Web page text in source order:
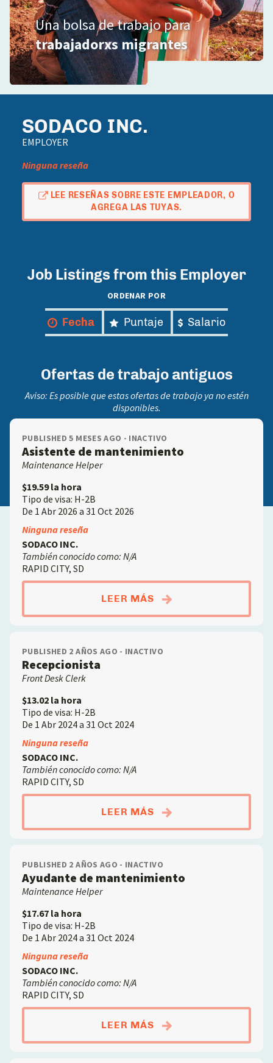
Una bolsa de trabajo para
trabajadorxs migrantes
SODACO INC.
EMPLOYER
Ninguna reseña
LEE RESEÑAS SOBRE ESTE EMPLEADOR, O
AGREGA LAS TUYAS.
Job Listings from this Employer
ORDENAR POR
Fecha Puntaje Salario
Ofertas de trabajo antiguos
Aviso: Es posible que estas ofertas de trabajo ya no estén
disponibles.
PUBLISHED 5 MESES AGO - INACTIVO
Asistente de mantenimiento
Maintenance Helper
$19.59 la hora
Tipo de visa: H-2B
De 1 Abr 2026 a 31 Oct 2026
Ninguna reseña
SODACO INC.
También conocido como: N/A
RAPID CITY, SD
LEER MÁS ABOUTASISTENTE
PUBLISHED 2 AÑOS AGO - INACTIVO
Recepcionista
Front Desk Clerk
$13.02 la hora
Tipo de visa: H-2B
De 1 Abr 2024 a 31 Oct 2024
Ninguna reseña
SODACO INC.
También conocido como: N/A
RAPID CITY, SD
LEER MÁS
PUBLISHED 2 AÑOS AGO - INACTIVO
Ayudante de mantenimiento
Maintenance Helper
$17.67 la hora
Tipo de visa: H-2B
De 1 Abr 2024 a 31 Oct 2024
Ninguna reseña
SODACO INC.
También conocido como: N/A
RAPID CITY, SD
LEER MÁS ABOUTAYUDANTE DE